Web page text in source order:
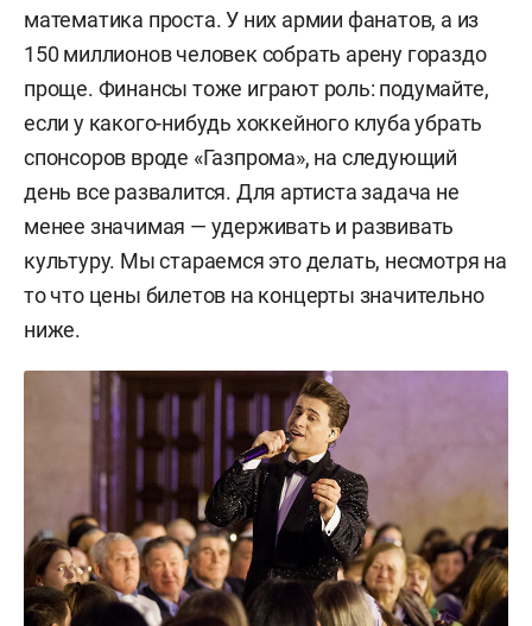
математика проста. У них армии фанатов, а из
150 миллионов человек собрать арену гораздо
проще. Финансы тоже играют роль: подумайте,
если у какого-нибудь хоккейного клуба убрать
спонсоров вроде «Газпрома», на следующий
день все развалится. Для артиста задача не
менее значимая — удерживать и развивать
культуру. Мы стараемся это делать, несмотря на
то что цены билетов на концерты значительно
ниже.